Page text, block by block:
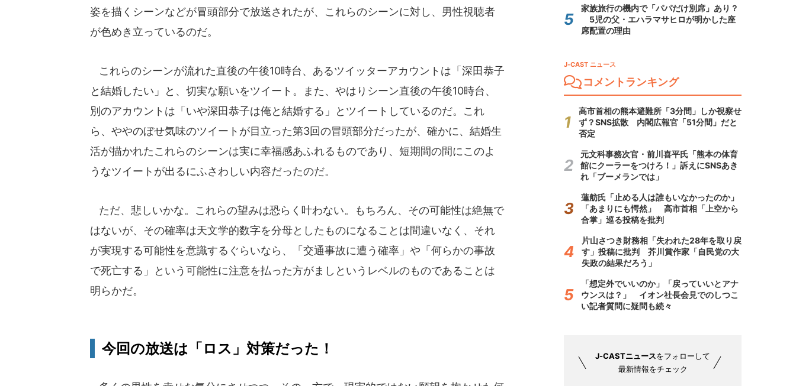
姿を描くシーンなどが冒頭部分で放送されたが、これらのシーンに対し、男性視聴者
が色めき立っているのだ。
これらのシーンが流れた直後の午後10時台、あるツイッターアカウントは「深田恭子
と結婚したい」と、切実な願いをツイート。また、やはりシーン直後の午後10時台、
別のアカウントは「いや深田恭子は俺と結婚する」とツイートしているのだ。これ
ら、ややのぼせ気味のツイートが目立った第3回の冒頭部分だったが、確かに、結婚生
活が描かれたこれらのシーンは実に幸福感あふれるものであり、短期間の間にこのよ
うなツイートが出るにふさわしい内容だったのだ。
ただ、悲しいかな。これらの望みは恐らく叶わない。もちろん、その可能性は絶無で
はないが、その確率は天文学的数字を分母としたものになることは間違いなく、それ
が実現する可能性を意識するぐらいなら、「交通事故に遭う確率」や「何らかの事故
で死亡する」という可能性に注意を払った方がましというレベルのものであることは
明らかだ。
今回の放送は「ロス」対策だった！
家族旅行の機内で「パパだけ別席」あり？
5児の父・エハラマサヒロが明かした座
席配置の理由
J-CAST ニュース
コメントランキング
高市首相の熊本避難所「3分間」しか視察せ
ず？SNS拡散 内閣広報官「51分間」だと
否定
元文科事務次官・前川喜平氏「熊本の体育
館にクーラーをつけろ！」訴えにSNSあき
れ「ブーメランでは」
蓮舫氏「止める人は誰もいなかったのか」
「あまりにも愕然」 高市首相「上空から
合掌」巡る投稿を批判
片山さつき財務相「失われた28年を取り戻
す」投稿に批判 芥川賞作家「自民党の大
失政の結果だろう」
「想定外でいいのか」「戻っていいとアナ
ウンスは？」 イオン社長会見でのしつこ
い記者質問に疑問も続々
J-CASTニュースをフォローして
最新情報をチェック